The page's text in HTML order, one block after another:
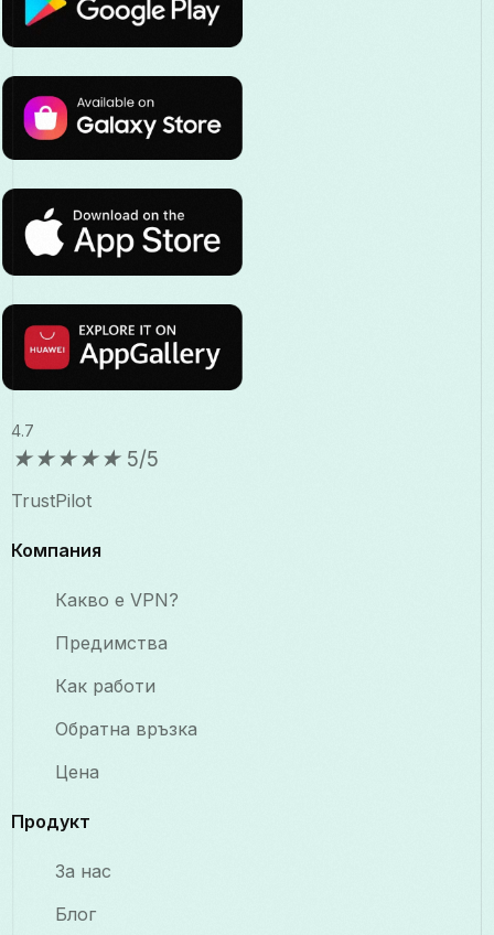
4.7
★★★★★ 5/5
TrustPilot
Компания
Какво е VPN?
Предимства
Как работи
Обратна връзка
Цена
Продукт
За нас
Блог